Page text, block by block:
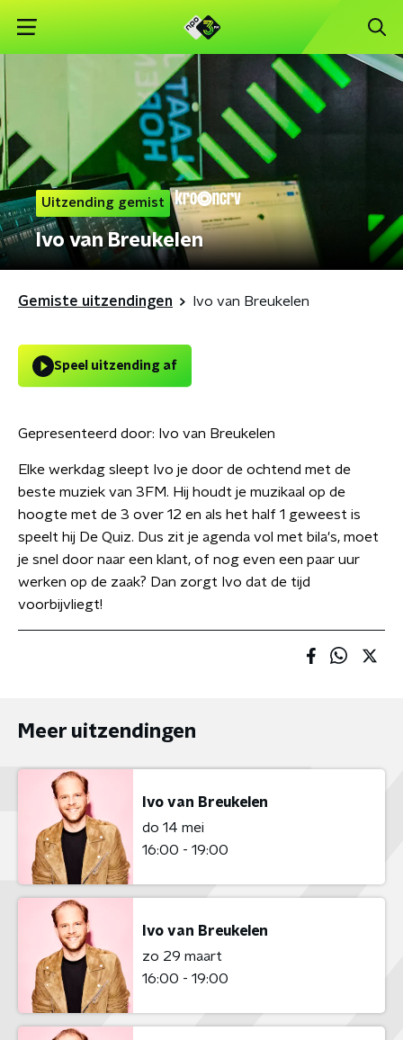
Uitzending gemist
Ivo van Breukelen
Gemiste uitzendingen Ivo van Breukelen
Speel uitzending af
Gepresenteerd door: Ivo van Breukelen
Elke werkdag sleept Ivo je door de ochtend met de
beste muziek van 3FM. Hij houdt je muzikaal op de
hoogte met de 3 over 12 en als het half 1 geweest is
speelt hij De Quiz. Dus zit je agenda vol met bila's, moet
je snel door naar een klant, of nog even een paar uur
werken op de zaak? Dan zorgt Ivo dat de tijd
voorbijvliegt!
Meer uitzendingen
Ivo van Breukelen
do 14 mei
16:00 - 19:00
Ivo van Breukelen
zo 29 maart
16:00 - 19:00